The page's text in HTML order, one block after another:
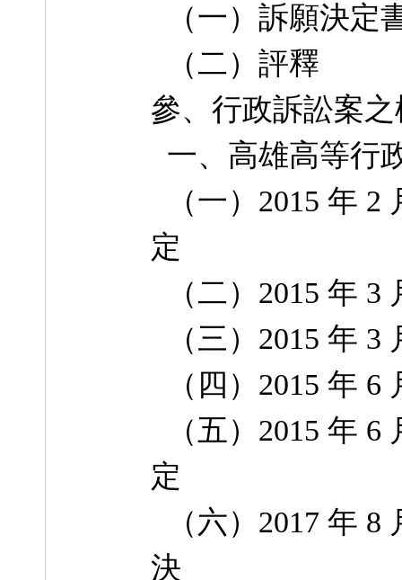
（一）訴願決定
（二）評釋
參、行政訴訟案
一、高雄高等行
（一）2015 年 2
定
（二）2015 年 3
（三）2015 年 3
（四）2015 年 6
（五）2015 年 6
定
（六）2017 年 8
決